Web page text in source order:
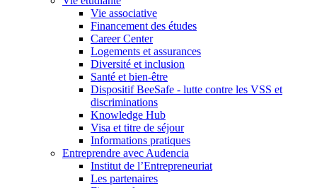
Vie associative
Financement des études
Career Center
Logements et assurances
Diversité et inclusion
Santé et bien-être
Dispositif BeeSafe - lutte contre les VSS et
discriminations
Knowledge Hub
Visa et titre de séjour
Informations pratiques
Entreprendre avec Audencia
Institut de l’Entrepreneuriat
Les partenaires